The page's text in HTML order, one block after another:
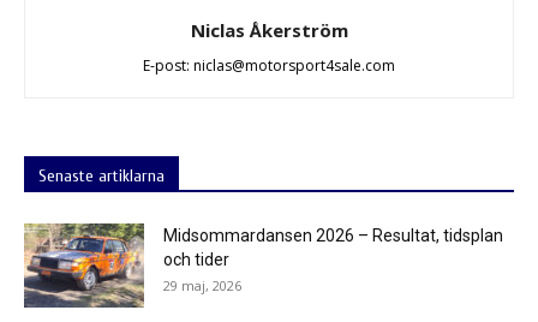
Niclas Åkerström
E-post: niclas@motorsport4sale.com
Senaste artiklarna
Midsommardansen 2026 – Resultat, tidsplan
och tider
29 maj, 2026